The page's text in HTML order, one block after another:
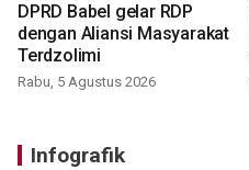
DPRD Babel gelar RDP
dengan Aliansi Masyarakat
Terdzolimi
Rabu, 5 Agustus 2026
Infografik